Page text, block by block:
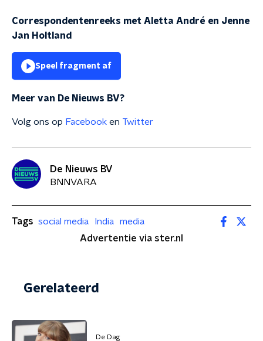
Correspondentenreeks met Aletta André en Jenne
Jan Holtland
Speel fragment af
Meer van De Nieuws BV?
Volg ons op Facebook en Twitter
De Nieuws BV
BNNVARA
Tags social media India
media
Advertentie via ster.nl
Gerelateerd
De Dag